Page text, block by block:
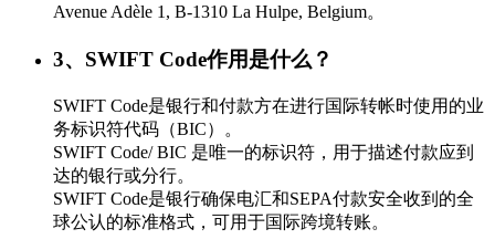
Avenue Adèle 1, B-1310 La Hulpe, Belgium。
3、SWIFT Code作用是什么？
SWIFT Code是银行和付款方在进行国际转帐时使用的业
务标识符代码（BIC）。
SWIFT Code/ BIC 是唯一的标识符，用于描述付款应到
达的银行或分行。
SWIFT Code是银行确保电汇和SEPA付款安全收到的全
球公认的标准格式，可用于国际跨境转账。